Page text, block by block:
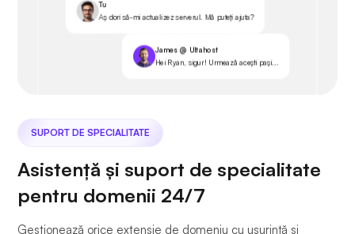
Tu
Aș dori să-mi actualizez serverul. Mă puteți ajuta?
James @ Ultahost
Hei Ryan, sigur! Urmează acești pași...
SUPORT DE SPECIALITATE
Asistență și suport de specialitate
pentru domenii 24/7
Gestionează orice extensie de domeniu cu ușurință și